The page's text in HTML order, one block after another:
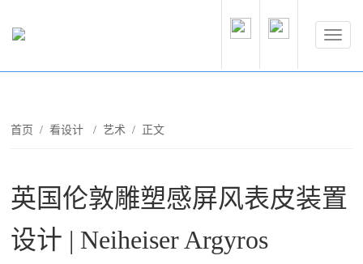
首页 /看设计 /艺术 / 正文
英国伦敦雕塑感屏风表皮装置
设计 | Neiheiser Argyros